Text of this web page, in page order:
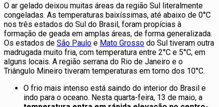
O ar gelado deixou muitas áreas da região Sul literalmente
congeladas. As temperaturas baixíssimas, até abaixo de 0°C
nos três estados do Sul do Brasil, foram propícias à
formação de geada em amplas áreas, de forma generalizada.
Os estados de São Paulo e Mato Grosso do Sul tiveram outra
madrugada muito fria, com temperatura entre 2°C e 5°C, em
alguns locais. A região serrana do Rio de Janeiro e o
Triângulo Mineiro tiveram temperaturas em torno dos 10°C.
O frio mais intenso está saindo do interior do Brasil e
indo para o oceano. Nesta quarta-feira, 13 de maio, a